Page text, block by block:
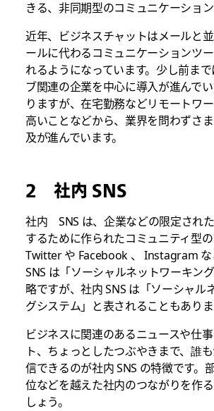
きる、非同期型のコミュニケーション
近年、ビジネスチャットはメールと
ールに代わるコミュニケーションツ
れるようになっています。少し前ま
ブ関連の企業を中心に導入が進んで
りますが、在宅勤務などリモートワ
高いことなどから、業界を問わずさ
及が進んでいます。
2 社内 SNS
社内 SNS は、企業などの限定され
するために作られたコミュニティ型の
Twitter や Facebook 、 Instagram な
SNS は「ソーシャルネットワーキン
略ですが、社内 SNS は「ソーシャル
グシステム」と表されることもありま
ビジネスに関連のあるニュースや仕
ト、ちょっとしたつぶやきまで、誰
信できるのが社内 SNS の特徴です。
位などを越えた社内のつながりを作
しょう。